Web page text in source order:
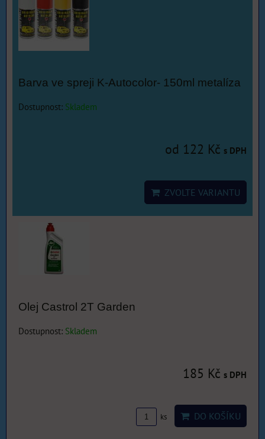
Barva ve spreji K-Autocolor- 150ml metalíza
Dostupnost: Skladem
od 122 Kč s DPH
ZVOLTE VARIANTU
Olej Castrol 2T Garden
Dostupnost: Skladem
185 Kč s DPH
ks DO KOŠÍKU